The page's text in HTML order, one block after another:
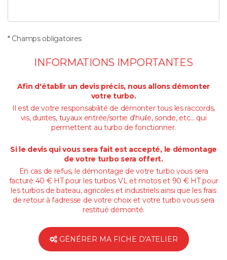
* Champs obligatoires
INFORMATIONS IMPORTANTES
Afin d'établir un devis précis, nous allons démonter
votre turbo.
Il est de votre responsabilité de démonter tous les raccords,
vis, durites, tuyaux entrée/sortie d'huile, sonde, etc... qui
permettent au turbo de fonctionner.
Si le devis qui vous sera fait est accepté, le démontage
de votre turbo sera offert.
En cas de refus, le démontage de votre turbo vous sera
facturé 40 € HT pour les turbos VL et motos et 90 € HT pour
les turbos de bateau, agricoles et industriels ainsi que les frais
de retour à l'adresse de votre choix et votre turbo vous sera
restitué démonté.
GÉNÉRER MA FICHE D'ATELIER